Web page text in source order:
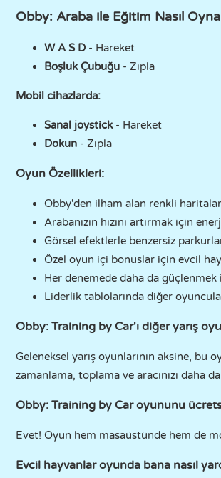
Obby: Araba ile Eğitim Nasıl
W A S D - Hareket
Boşluk Çubuğu - Zıpla
Mobil cihazlarda:
Sanal joystick- Hareket
Dokun - Zıpla
Oyun Özellikleri:
Obby'den ilham alan renkli
Arabanızın hızını artırmak için
Görsel efektlerle benzersiz
Özel oyun içi bonuslar için evcil
Her denemede daha da
Liderlik tablolarında diğer
Obby: Training by Car'ı diğer yarış
Geleneksel yarış oyunlarının aksine, bu
zamanlama, toplama ve aracınızı daha
Obby: Training by Car oyununu
Evet! Oyun hem masaüstünde hem de
Evcil hayvanlar oyunda bana nasıl